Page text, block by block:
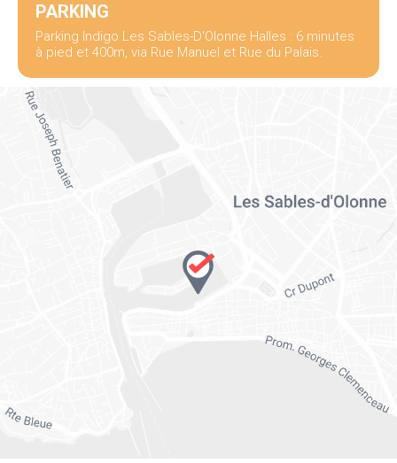
PARKING
Parking Indigo Les Sables-D'Olonne Halles : 6 minutes
à pied et 400m, via Rue Manuel et Rue du Palais.